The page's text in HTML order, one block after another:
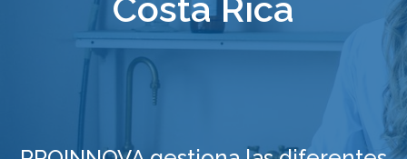
Costa Rica